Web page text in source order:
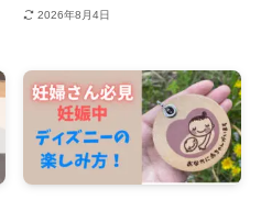
2026年8月4日